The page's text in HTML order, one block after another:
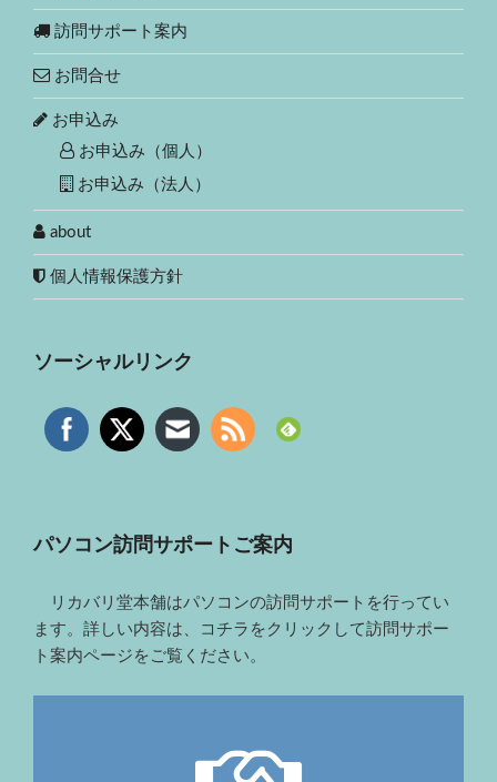
訪問サポート案内
お問合せ
お申込み
お申込み（個人）
お申込み（法人）
about
個人情報保護方針
ソーシャルリンク
パソコン訪問サポートご案内
リカバリ堂本舗はパソコンの訪問サポートを行ってい
ます。詳しい内容は、コチラをクリックして訪問サポー
ト案内ページをご覧ください。